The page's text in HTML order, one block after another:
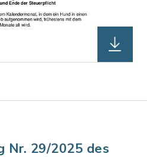
Nr. 29/2025 des